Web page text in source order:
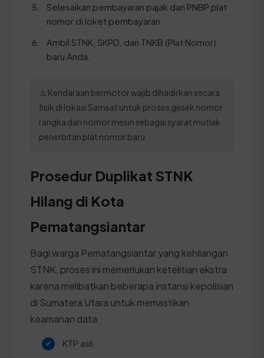
Selesaikan pembayaran pajak dan PNBP plat
nomor di loket pembayaran.
Ambil STNK, SKPD, dan TNKB (Plat Nomor)
baru Anda.
⚠️ Kendaraan bermotor wajib dihadirkan secara
fisik di lokasi Samsat untuk proses gesek nomor
rangka dan nomor mesin sebagai syarat mutlak
penerbitan plat nomor baru.
Prosedur Duplikat STNK
Hilang di Kota
Pematangsiantar
Bagi warga Pematangsiantar yang kehilangan
STNK, proses ini memerlukan ketelitian ekstra
karena melibatkan beberapa instansi kepolisian
di Sumatera Utara untuk memastikan
keamanan data.
KTP asli